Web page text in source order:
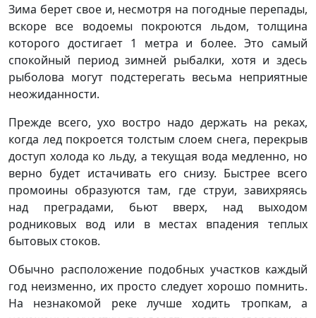
Зима берет свое и, несмотря на погодные перепады,
вскоре все водоемы покроются льдом, толщина
которого достигает 1 метра и более. Это самый
спокойный период зимней рыбалки, хотя и здесь
рыболова могут подстерегать весьма неприятные
неожиданности.
Прежде всего, ухо востро надо держать на реках,
когда лед покроется толстым слоем снега, перекрыв
доступ холода ко льду, а текущая вода медленно, но
верно будет истачивать его снизу. Быстрее всего
промоины образуются там, где струи, завихряясь
над преградами, бьют вверх, над выходом
родниковых вод или в местах впадения теплых
бытовых стоков.
Обычно расположение подобных участков каждый
год неизменно, их просто следует хорошо помнить.
На незнакомой реке лучше ходить тропкам, а